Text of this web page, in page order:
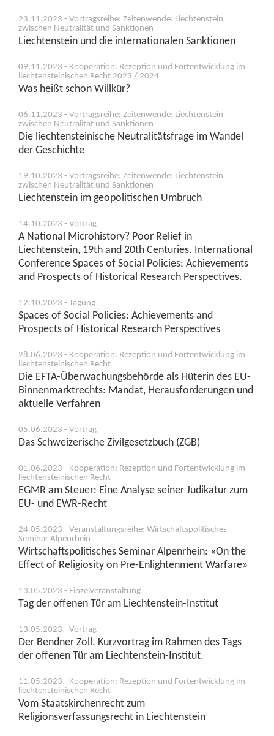
23.11.2023 - Vortragsreihe: Zeitenwende: Liechtenstein
zwischen Neutralität und Sanktionen
Liechtenstein und die internationalen Sanktionen
09.11.2023 - Kooperation: Rezeption und Fortentwicklung im
liechtensteinischen Recht 2023 / 2024
Was heißt schon Willkür?
06.11.2023 - Vortragsreihe: Zeitenwende: Liechtenstein
zwischen Neutralität und Sanktionen
Die liechtensteinische Neutralitätsfrage im Wandel
der Geschichte
19.10.2023 - Vortragsreihe: Zeitenwende: Liechtenstein
zwischen Neutralität und Sanktionen
Liechtenstein im geopolitischen Umbruch
14.10.2023 - Vortrag
A National Microhistory? Poor Relief in
Liechtenstein, 19th and 20th Centuries. International
Conference Spaces of Social Policies: Achievements
and Prospects of Historical Research Perspectives.
12.10.2023 - Tagung
Spaces of Social Policies: Achievements and
Prospects of Historical Research Perspectives
28.06.2023 - Kooperation: Rezeption und Fortentwicklung im
liechtensteinischen Recht
Die EFTA-Überwachungsbehörde als Hüterin des EU-
Binnenmarktrechts: Mandat, Herausforderungen und
aktuelle Verfahren
05.06.2023 - Vortrag
Das Schweizerische Zivilgesetzbuch (ZGB)
01.06.2023 - Kooperation: Rezeption und Fortentwicklung im
liechtensteinischen Recht
EGMR am Steuer: Eine Analyse seiner Judikatur zum
EU- und EWR-Recht
24.05.2023 - Veranstaltungsreihe: Wirtschaftspolitisches
Seminar Alpenrhein
Wirtschaftspolitisches Seminar Alpenrhein: «On the
Effect of Religiosity on Pre-Enlightenment Warfare»
13.05.2023 - Einzelveranstaltung
Tag der offenen Tür am Liechtenstein-Institut
13.05.2023 - Vortrag
Der Bendner Zoll. Kurzvortrag im Rahmen des Tags
der offenen Tür am Liechtenstein-Institut.
11.05.2023 - Kooperation: Rezeption und Fortentwicklung im
liechtensteinischen Recht
Vom Staatskirchenrecht zum
Religionsverfassungsrecht in Liechtenstein